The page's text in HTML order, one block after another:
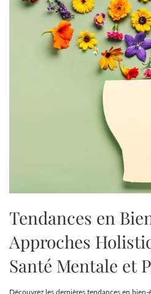
Tendances en
Approches
Santé Mentale et
Découvrez les dernières tendances en